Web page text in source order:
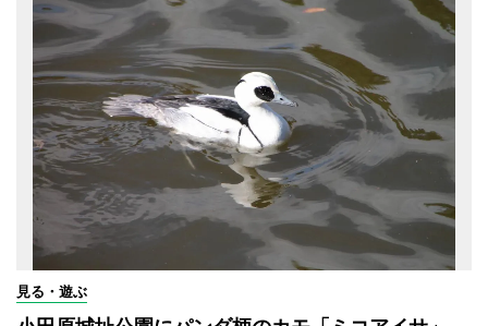
見る・遊ぶ